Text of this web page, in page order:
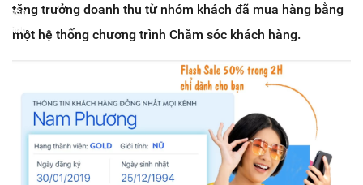
tăng trưởng doanh thu từ nhóm khách đã mua hàng bằng
một hệ thống chương trình Chăm sóc khách hàng.
màn
hình